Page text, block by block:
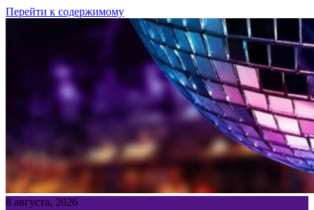
Перейти к содержимому
8 августа, 2026